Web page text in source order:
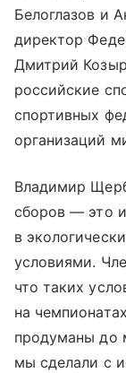
Белоглазов и
директор
Дмитрий
российские
спортивных
организаций
Владимир
сборов — это
в
условиями.
что таких
на
продуманы до
мы сделали с